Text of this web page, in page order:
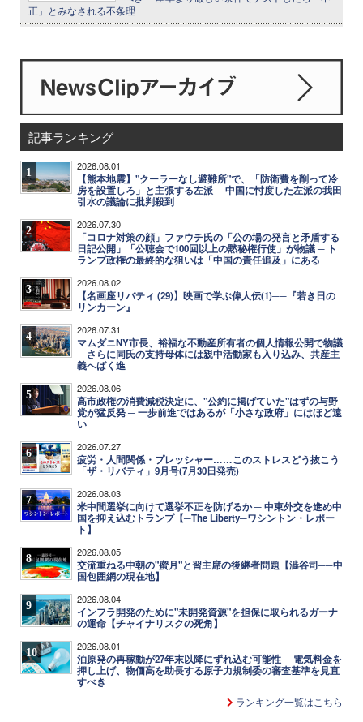
正」とみなされる不条理
記事ランキング
1 2026.08.01
【熊本地震】"クーラーなし避難所"で、「防衛費を削って冷
房を設置しろ」と主張する左派 ─ 中国に忖度した左派の我田
引水の議論に批判殺到
2 2026.07.30
「コロナ対策の顔」ファウチ氏の「公の場の発言と矛盾する
日記公開」「公聴会で100回以上の黙秘権行使」が物議 ─ ト
ランプ政権の最終的な狙いは「中国の責任追及」にある
3 2026.08.02
【名画座リバティ (29)】映画で学ぶ偉人伝(1)──『若き日の
リンカーン』
4 2026.07.31
マムダニNY市長、裕福な不動産所有者の個人情報公開で物議
─ さらに同氏の支持母体には親中活動家も入り込み、共産主
義へばく進
5 2026.08.06
高市政権の消費減税決定に、"公約に掲げていた"はずの与野
党が猛反発 ─ 一歩前進ではあるが「小さな政府」にはほど遠
い
6 2026.07.27
疲労・人間関係・プレッシャー……このストレスどう抜こう
「ザ・リバティ」9月号(7月30日発売)
7 2026.08.03
米中間選挙に向けて選挙不正を防げるか ─ 中東外交を進め中
国を抑え込むトランプ【─The Liberty─ワシントン・レポー
ト】
8 2026.08.05
交流重ねる中朝の"蜜月"と習主席の後継者問題【澁谷司──中
国包囲網の現在地】
9 2026.08.04
インフラ開発のために"未開発資源"を担保に取られるガーナ
の運命【チャイナリスクの死角】
10 2026.08.01
泊原発の再稼動が27年末以降にずれ込む可能性 ─ 電気料金を
押し上げ、物価高を助長する原子力規制委の審査基準を見直
すべき
ランキング一覧はこちら